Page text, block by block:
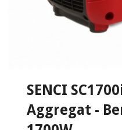
SENCI
Aggregat -